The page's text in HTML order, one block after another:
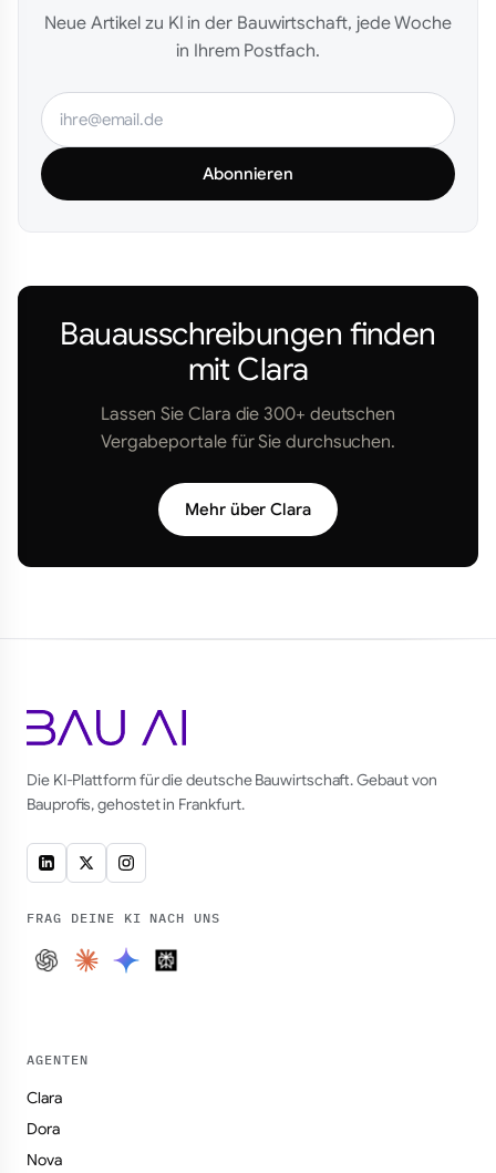
Neue Artikel zu KI in der Bauwirtschaft, jede Woche
in Ihrem Postfach.
Abonnieren
Bauausschreibungen finden
mit Clara
Lassen Sie Clara die 300+ deutschen
Vergabeportale für Sie durchsuchen.
Mehr über Clara
Die KI-Plattform für die deutsche Bauwirtschaft. Gebaut von
Bauprofis, gehostet in Frankfurt.
FRAG DEINE KI NACH UNS
AGENTEN
Clara
Dora
Nova